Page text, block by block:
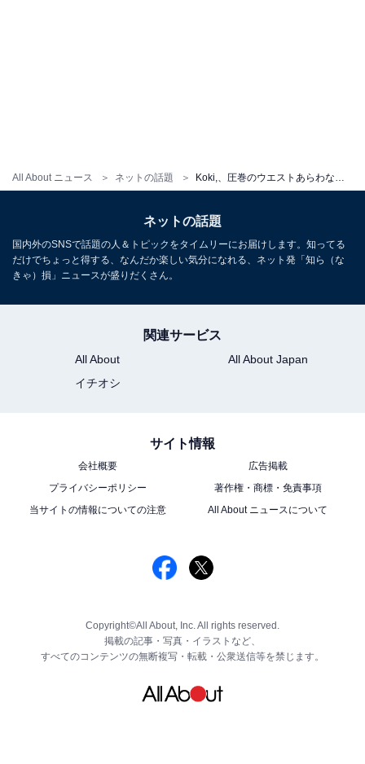
All About ニュース ネットの話題
ネットの話題
国内外のSNSで話題の人＆トピックをタイムリーにお届けします。知ってる
だけでちょっと得する、なんだか楽しい気分になれる、ネット発「知ら（な
きゃ）損」ニュースが盛りだくさん。
関連サービス
All About
All About Japan
イチオシ
サイト情報
会社概要
広告掲載
プライバシーポリシー
著作権・商標・免責事項
当サイトの情報についての注意
All About ニュースについて
Copyright©All About, Inc. All rights reserved.
掲載の記事・写真・イラストなど、
すべてのコンテンツの無断複写・転載・公衆送信等を禁じます。